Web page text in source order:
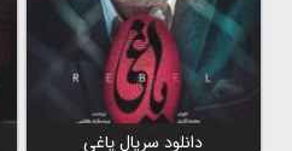
دانلود سریال یاغی